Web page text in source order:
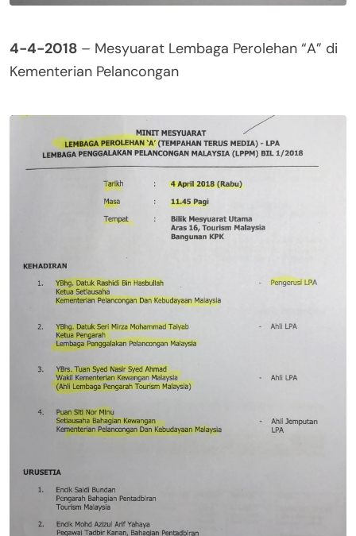
4-4-2018 – Mesyuarat Lembaga Perolehan “A” di
Kementerian Pelancongan